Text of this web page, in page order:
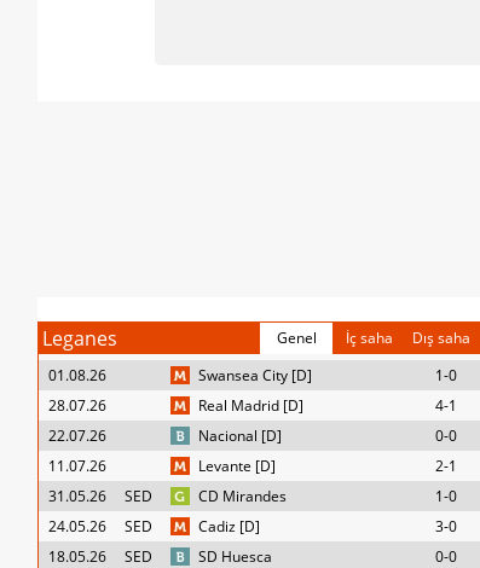
Leganes Genel İç saha
Dış saha
01.08.26
Swansea City [D]
1-0
28.07.26
Real Madrid [D]
4-1
22.07.26
Nacional [D]
0-0
11.07.26
Levante [D]
2-1
31.05.26
SED CD Mirandes
1-0
24.05.26
SED Cadiz [D]
3-0
18.05.26
SED SD Huesca
0-0